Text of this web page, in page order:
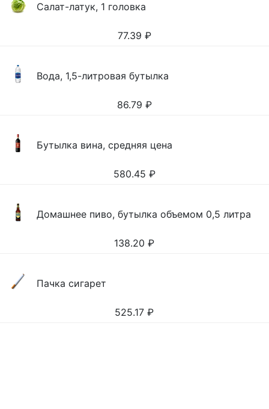
Салат-латук, 1 головка
77.39 ₽
Вода, 1,5-литровая бутылка
86.79 ₽
Бутылка вина, средняя цена
580.45 ₽
Домашнее пиво, бутылка объемом 0,5 литра
138.20 ₽
Пачка сигарет
525.17 ₽